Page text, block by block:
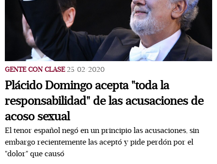
GENTE CON CLASE 25/02/2020
Plácido Domingo acepta "toda la
responsabilidad" de las acusaciones de
acoso sexual
El tenor español negó en un principio las acusaciones, sin
embargo recientemente las aceptó y pide perdón por el
"dolor" que causó